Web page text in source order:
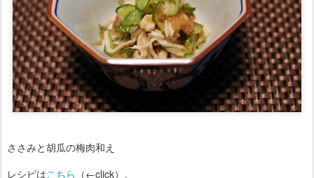
ささみと胡瓜の梅肉和え
こちら （←click）。